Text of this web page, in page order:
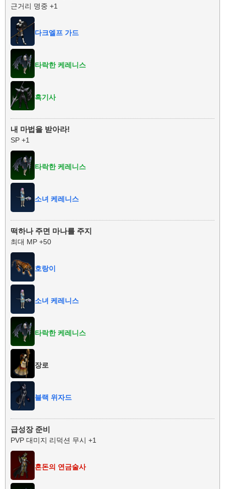
근거리 명중 +1
다크엘프 가드
타락한 케레니스
흑기사
내 마법을 받아라!
SP +1
타락한 케레니스
소녀 케레니스
떡하나 주면 마나를 주지
최대 MP +50
호랑이
소녀 케레니스
타락한 케레니스
장로
블랙 위자드
급성장 준비
PVP 대미지 리덕션 무시 +1
혼돈의 연금술사